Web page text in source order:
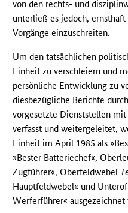
von den rechts- und
unterließ es jedoch,
Vorgänge einzuschreiten.
Um den tatsächlichen
Einheit zu verschleiern und
persönliche Entwicklung zu
diesbezügliche Berichte
vorgesetzte Dienststellen
verfasst und weitergeleitet,
Einheit im April 1985 als
»Bester Batteriechef«,
Zugführer«, Oberfeldwebel
Hauptfeldwebel« und
Werferführer« ausgezeichnet